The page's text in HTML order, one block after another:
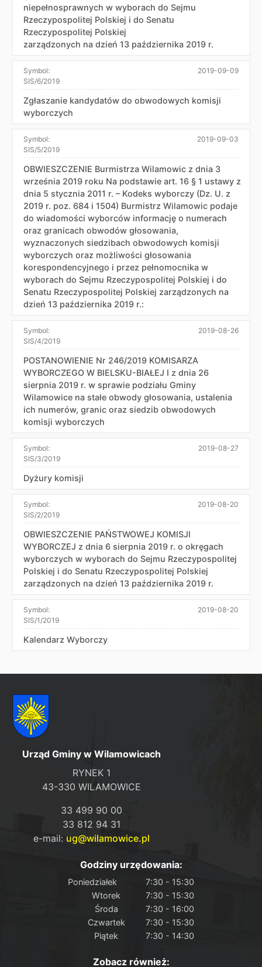
niepełnosprawnych w wyborach do Sejmu
Rzeczypospolitej Polskiej i do Senatu
Rzeczypospolitej Polskiej
zarządzonych na dzień 13 października 2019 r.
Symbol:
SIS/6/2019
2019-09-09
Zgłaszanie kandydatów do obwodowych komisji
wyborczych
Symbol:
SIS/5/2019
2019-09-03
OBWIESZCZENIE Burmistrza Wilamowic z dnia 3
września 2019 roku Na podstawie art. 16 § 1 ustawy z
dnia 5 stycznia 2011 r. – Kodeks wyborczy (Dz. U. z
2019 r. poz. 684 i 1504) Burmistrz Wilamowic podaje
do wiadomości wyborców informację o numerach
oraz granicach obwodów głosowania,
wyznaczonych siedzibach obwodowych komisji
wyborczych oraz możliwości głosowania
korespondencyjnego i przez pełnomocnika w
wyborach do Sejmu Rzeczypospolitej Polskiej i do
Senatu Rzeczypospolitej Polskiej zarządzonych na
dzień 13 października 2019 r.:
Symbol:
SIS/4/2019
2019-08-26
POSTANOWIENIE Nr 246/2019 KOMISARZA
WYBORCZEGO W BIELSKU-BIAŁEJ I z dnia 26
sierpnia 2019 r. w sprawie podziału Gminy
Wilamowice na stałe obwody głosowania, ustalenia
ich numerów, granic oraz siedzib obwodowych
komisji wyborczych
Symbol:
SIS/3/2019
2019-08-27
Dyżury komisji
Symbol:
SIS/2/2019
2019-08-20
OBWIESZCZENIE PAŃSTWOWEJ KOMISJI
WYBORCZEJ z dnia 6 sierpnia 2019 r. o okręgach
wyborczych w wyborach do Sejmu Rzeczypospolitej
Polskiej i do Senatu Rzeczypospolitej Polskiej
zarządzonych na dzień 13 października 2019 r.
Symbol:
SIS/1/2019
2019-08-20
Kalendarz Wyborczy
Urząd Gminy w Wilamowicach
RYNEK 1
43-330 WILAMOWICE
33 499 90 00
33 812 94 31
e-mail: ug@wilamowice.pl
Godziny urzędowania:
Poniedziałek
7:30 - 15:30
Wtorek
7:30 - 15:30
Środa
7:30 - 16:00
Czwartek
7:30 - 15:30
Piątek
7:30 - 14:30
Zobacz również: